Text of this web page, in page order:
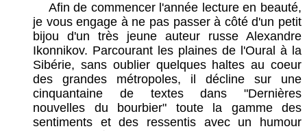
Afin de commencer l'année lecture en beauté,
je vous engage à ne pas passer à côté d'un petit
bijou d'un très jeune auteur russe Alexandre
Ikonnikov. Parcourant les plaines de l'Oural à la
Sibérie, sans oublier quelques haltes au coeur
des grandes métropoles, il décline sur une
cinquantaine de textes dans "Dernières
nouvelles du bourbier" toute la gamme des
sentiments et des ressentis avec un humour